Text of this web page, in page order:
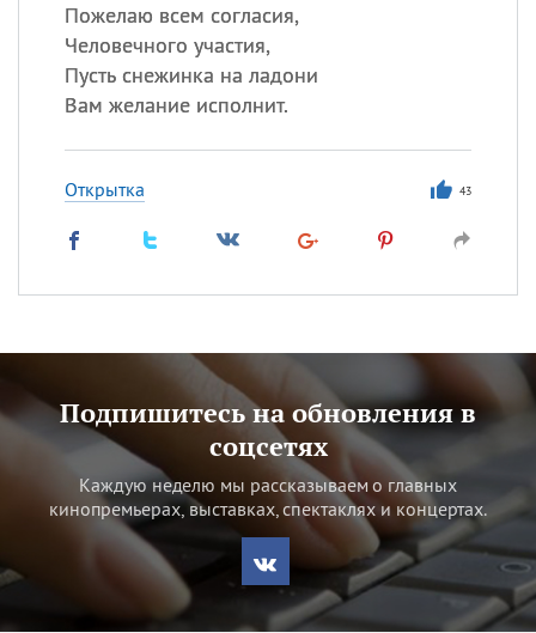
Пожелаю всем согласия,
Человечного участия,
Пусть снежинка на ладони
Вам желание исполнит.
Открытка 43
Подпишитесь на обновления в
соцсетях
Каждую неделю мы рассказываем о главных
кинопремьерах, выставках, спектаклях и концертах.